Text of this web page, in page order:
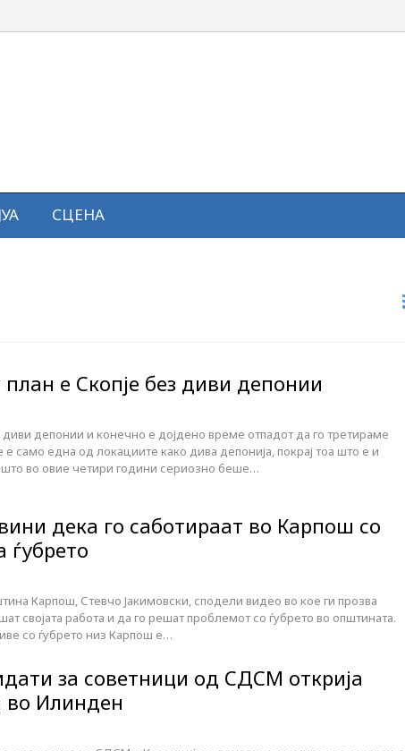
СЦЕНА
е Скопје без диви депонии
диви депонии и конечно е дојдено време отпадот да го третираме
само една од локациите како дива депонија, покрај тоа што е и
во овие четири години сериозно беше…
дека го саботираат во Карпош со
ѓубрето
Карпош, Стевчо Јакимовски, сподели видео во кое ги прозва
својата работа и да го решат проблемот со ѓубрето во општината.
со ѓубрето низ Карпош е…
за советници од СДСМ открија
во Илинден